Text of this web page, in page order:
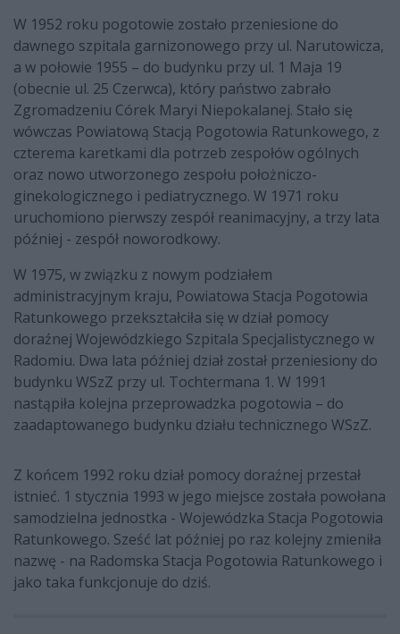
W 1952 roku pogotowie zostało przeniesione do
dawnego szpitala garnizonowego przy ul. Narutowicza,
a w połowie 1955 – do budynku przy ul. 1 Maja 19
(obecnie ul. 25 Czerwca), który państwo zabrało
Zgromadzeniu Córek Maryi Niepokalanej. Stało się
wówczas Powiatową Stacją Pogotowia Ratunkowego, z
czterema karetkami dla potrzeb zespołów ogólnych
oraz nowo utworzonego zespołu położniczo-
ginekologicznego i pediatrycznego. W 1971 roku
uruchomiono pierwszy zespół reanimacyjny, a trzy lata
później - zespół noworodkowy.
W 1975, w związku z nowym podziałem
administracyjnym kraju, Powiatowa Stacja Pogotowia
Ratunkowego przekształciła się w dział pomocy
doraźnej Wojewódzkiego Szpitala Specjalistycznego w
Radomiu. Dwa lata później dział został przeniesiony do
budynku WSzZ przy ul. Tochtermana 1. W 1991
nastąpiła kolejna przeprowadzka pogotowia – do
zaadaptowanego budynku działu technicznego WSzZ.
Z końcem 1992 roku dział pomocy doraźnej przestał
istnieć. 1 stycznia 1993 w jego miejsce została powołana
samodzielna jednostka - Wojewódzka Stacja Pogotowia
Ratunkowego. Sześć lat później po raz kolejny zmieniła
nazwę - na Radomska Stacja Pogotowia Ratunkowego i
jako taka funkcjonuje do dziś.